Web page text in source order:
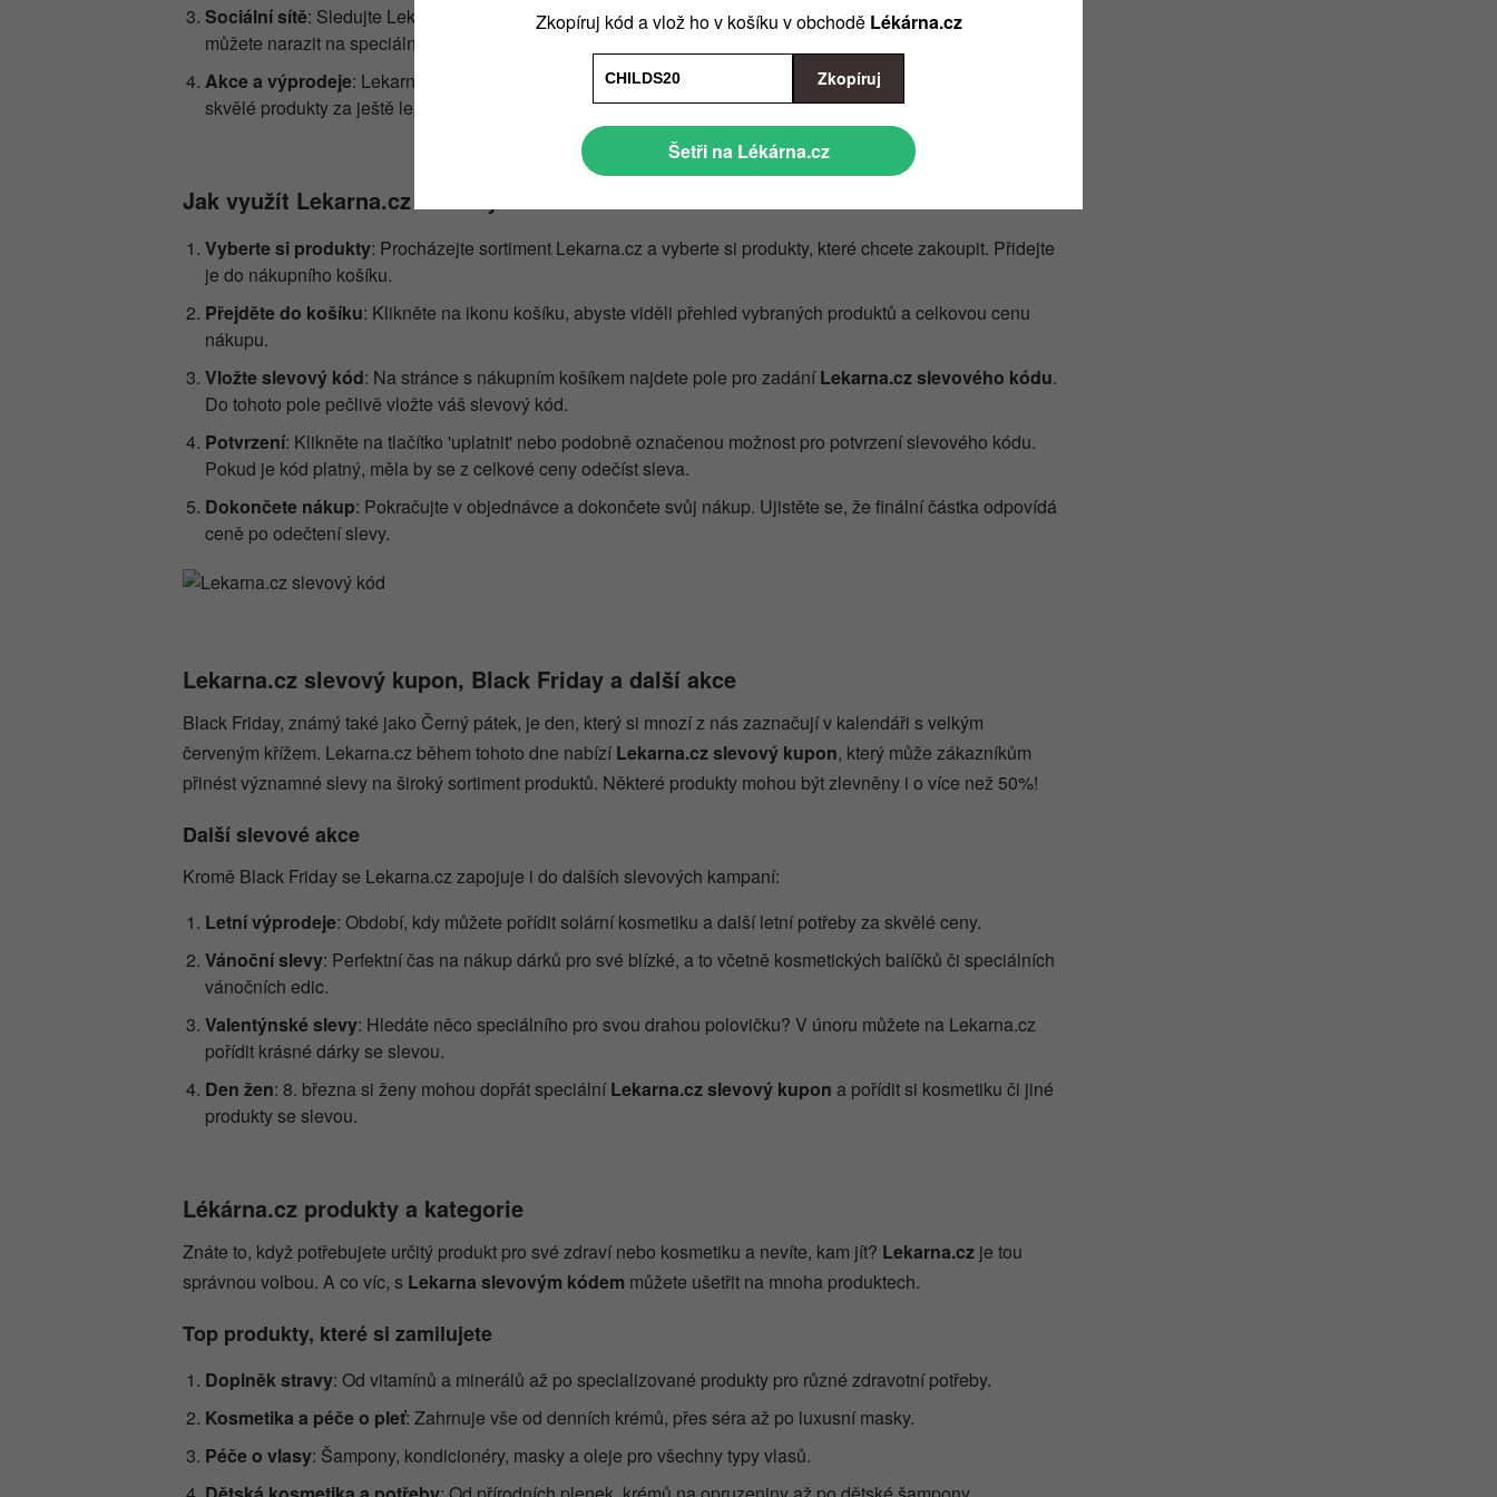
skončil 05.08.2026 Slevový kód Lékárna.cz na HIMALYO Doplňky stravy, džusy a goji plody se slevou 20 %
skončil 05.08.2026 Slevový kód Lékárna.cz na DAY UP se slevou 10 %
Slevový kód Lékárna.cz na produkty CONCEPT se slevou 20 %
Sociální sítě: Sledujte Lekarna.cz na sociálních sítích jako je Facebook, Instagram nebo Twitter. Občas zde
můžete narazit na speciální akce či slevové kódy.
Akce a výprodeje: Lekarna.cz často pořádá sezónní výprodeje nebo speciální akce, kdy můžete získat
skvělé produkty za ještě lepší ceny. I když zde nejde přímo o slevové kódy, stále můžete výrazně ušetřit.
Jak využít Lekarna.cz slevový kód
Vyberte si produkty: Procházejte sortiment Lekarna.cz a vyberte si produkty, které chcete zakoupit. Přidejte
je do nákupního košíku.
Přejděte do košíku: Klikněte na ikonu košíku, abyste viděli přehled vybraných produktů a celkovou cenu
nákupu.
Vložte slevový kód: Na stránce s nákupním košíkem najdete pole pro zadáníLekarna.cz slevového kódu.
Do tohoto pole pečlivě vložte váš slevový kód.
Potvrzení: Klikněte na tlačítko 'uplatnit' nebo podobně označenou možnost pro potvrzení slevového kódu.
Pokud je kód platný, měla by se z celkové ceny odečíst sleva.
Dokončete nákup: Pokračujte v objednávce a dokončete svůj nákup. Ujistěte se, že finální částka odpovídá
ceně po odečtení slevy.
Lekarna.cz slevový kupon, Black Friday a další akce
Black Friday, známý také jako Černý pátek, je den, který si mnozí z nás zaznačují v kalendáři s velkým
červeným křížem. Lekarna.cz během tohoto dne nabízíLekarna.cz slevový kupon, který může zákazníkům
přinést významné slevy na široký sortiment produktů. Některé produkty mohou být zlevněny i o více než 50%!
Další slevové akce
Kromě Black Friday se Lekarna.cz zapojuje i do dalších slevových kampaní:
Letní výprodeje: Období, kdy můžete pořídit solární kosmetiku a další letní potřeby za skvělé ceny.
Vánoční slevy: Perfektní čas na nákup dárků pro své blízké, a to včetně kosmetických balíčků či speciálních
vánočních edic.
Valentýnské slevy: Hledáte něco speciálního pro svou drahou polovičku? V únoru můžete na Lekarna.cz
pořídit krásné dárky se slevou.
Den žen: 8. března si ženy mohou dopřát speciálníLekarna.cz slevový kupon a pořídit si kosmetiku či jiné
produkty se slevou.
Lékárna.cz produkty a kategorie
Znáte to, když potřebujete určitý produkt pro své zdraví nebo kosmetiku a nevíte, kam jít? Lekarna.cz je tou
správnou volbou. A co víc, s Lekarna slevovým kódem můžete ušetřit na mnoha produktech.
Top produkty, které si zamilujete
Doplněk stravy: Od vitamínů a minerálů až po specializované produkty pro různé zdravotní potřeby.
Kosmetika a péče o pleť: Zahrnuje vše od denních krémů, přes séra až po luxusní masky.
Péče o vlasy: Šampony, kondicionéry, masky a oleje pro všechny typy vlasů.
Zkopíruj kód a vlož ho v košíku v obchodě Lékárna.cz
Zkopíruj
Šetři na Lékárna.cz